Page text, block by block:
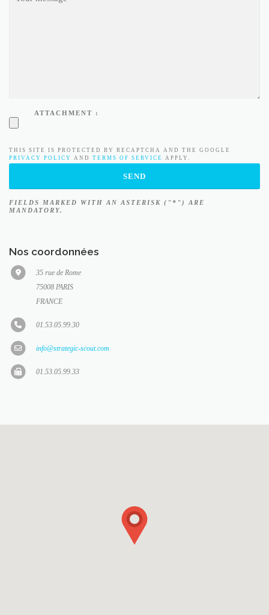
ATTACHMENT :
THIS SITE IS PROTECTED BY RECAPTCHA AND THE GOOGLE
PRIVACY POLICY
AND TERMS OF SERVICE APPLY.
FIELDS MARKED WITH AN ASTERISK ("*") ARE
MANDATORY.
Nos coordonnées
35 rue de Rome
75008 PARIS
FRANCE
01.53.05.99.30
info@strategic-scout.com
01.53.05.99.33